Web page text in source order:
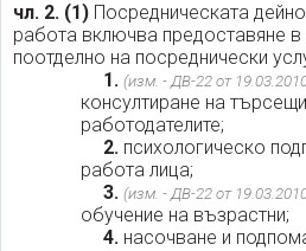
чл. 2. (1) Посредническата
работа включва предоставяне в
поотделно на посреднически
1. (изм. - ДВ-22 от
консултиране на
работодателите;
2.психологическо
работа лица;
3. (изм. - ДВ-22 от
обучение на възрастни;
4.насочване и